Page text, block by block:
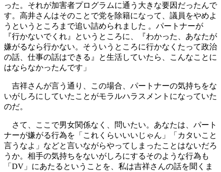
った。それが加害者プログラムに通う大きな要因だったんで
す。高井さんはそのことで党を除籍になって、議員をやめよ
うというところまで追い詰められました 。パートナーが
『行かないでくれ』というところに、『わかった、あなたが
嫌がるなら行かない。そういうところに行かなくたって政治
の話、仕事の話はできる』と生活していたら、こんなことに
はならなかったんです」
吉祥さんが言う通り、この場合、パートナーの気持ちをな
いがしろにしていたことがモラルハラスメントになっていた
のだ。
さて、ここで男女関係なく、問いたい。あなたは、パート
ナーが嫌がる行為を「これくらいいいじゃん」「カタいこと
言うなよ」などと言いながらやってしまったことはないだろ
うか。相手の気持ちをないがしろにするそのような行為も
「DV」にあたるということを、私は吉祥さんの話を聞くま